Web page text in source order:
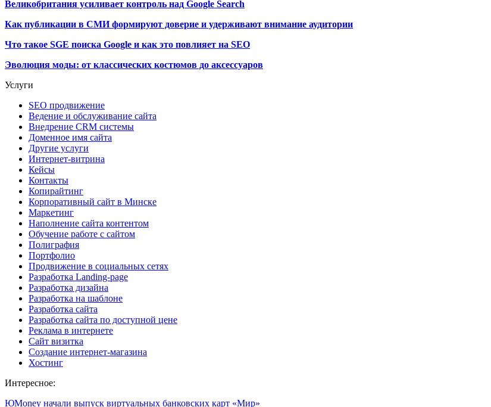
Великобритания усиливает контроль над Google Search
Как публикации в СМИ формируют доверие и удерживают внимание аудитории
Что такое SGE поиска Google и как это повлияет на SEO
Эволюция моды: от классических костюмов до аксессуаров
Услуги
SEO продвижение
Ведение и обслуживание сайта
Внедрение CRM системы
Доменное имя сайта
Другие услуги
Интернет-витрина
Кейсы
Контакты
Копирайтинг
Корпоративный сайт в Минске
Маркетинг
Наполнение сайта контентом
Обучение работе с сайтом
Полиграфия
Портфолио
Продвижение в социальных сетях
Разработка Landing-page
Разработка дизайна
Разработка на шаблоне
Разработка сайта
Разработка сайта по доступной цене
Реклама в интернете
Сайт визитка
Создание интернет-магазина
Хостинг
Интересное:
ЮMoney начали выпуск виртуальных банковских карт «Мир»